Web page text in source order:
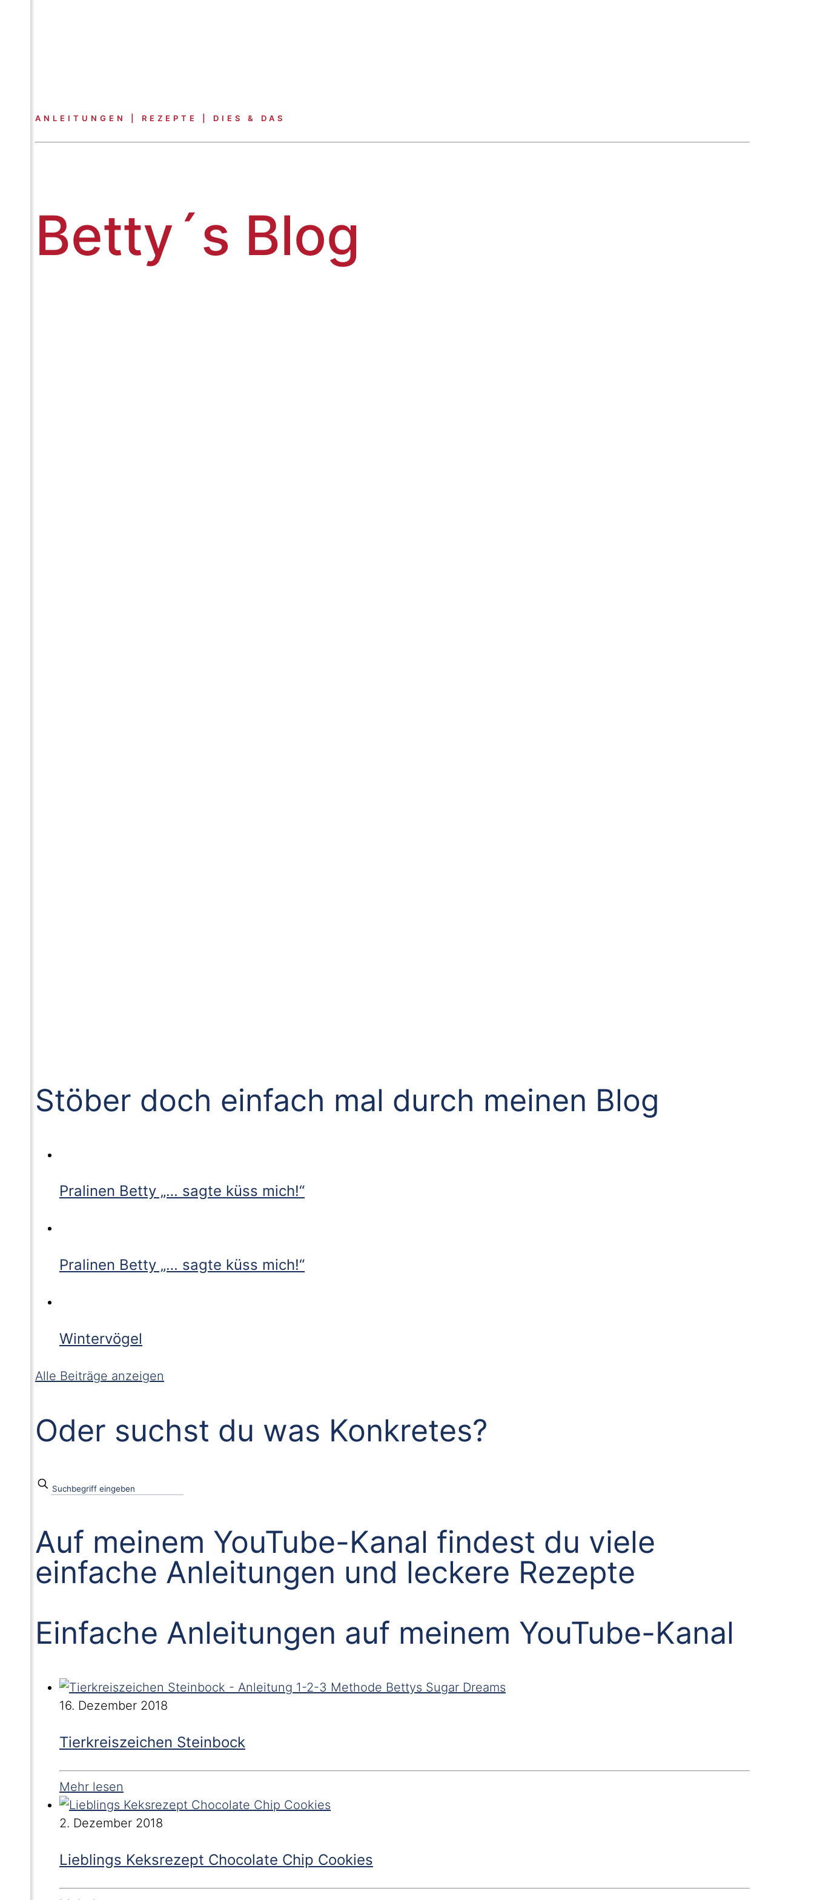
ANLEITUNGEN | REZEPTE | DIES & DAS
Betty´s Blog
Stöber doch einfach mal durch meinen Blog
Pralinen Betty „… sagte küss mich!“
Pralinen Betty „… sagte küss mich!“
Wintervögel
Alle Beiträge anzeigen
Oder suchst du was Konkretes?
Auf meinem YouTube-Kanal findest du viele
einfache Anleitungen und leckere Rezepte
Einfache Anleitungen auf meinem YouTube-Kanal
16. Dezember 2018
Tierkreiszeichen Steinbock
Mehr lesen
2. Dezember 2018
Lieblings Keksrezept Chocolate Chip Cookies